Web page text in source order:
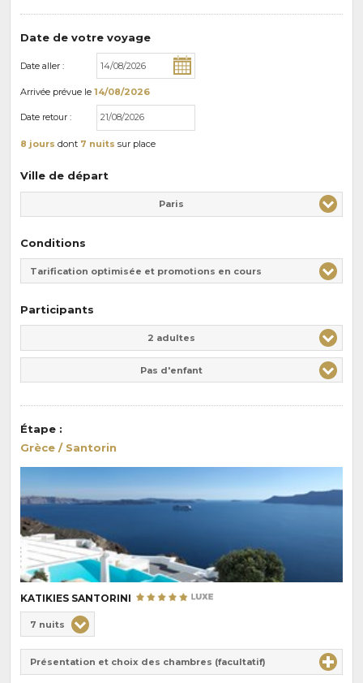
Date de votre voyage
Date aller :
Arrivée prévue le 14/08/2026
Date retour :
8 jours dont 7 nuits sur place
Ville de départ
Paris
Conditions
Tarification optimisée et promotions en cours
Participants
2 adultes
Pas d'enfant
Étape :
Grèce / Santorin
KATIKIES SANTORINI
de
pension
Durée
7 nuits
Présentation et choix des chambres (facultatif)